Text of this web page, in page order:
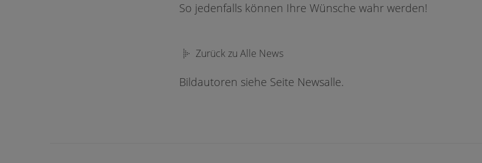
So jedenfalls können Ihre Wünsche wahr werden!
Zurück zu Alle News
Bildautoren siehe Seite Newsalle.